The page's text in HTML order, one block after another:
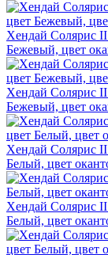
Хендай Солярис
Бежевый, цвет
Хендай Солярис
Бежевый, цвет
Хендай Солярис
Белый, цвет
Хендай Солярис
Белый, цвет